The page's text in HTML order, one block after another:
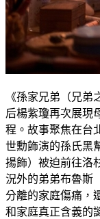
《孫家兄弟（兄
后楊紫瓊再次展現
程。故事聚焦在台
世勳飾演的孫氏黑
揚飾）被迫前往洛
況外的弟弟布魯斯
分離的家庭傷痛，
和家庭真正含義的